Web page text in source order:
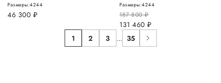
46 300 руб.
Размеры:4244
187 800руб.
131 460 руб.
Размеры:4244
1 2 3 ... 35